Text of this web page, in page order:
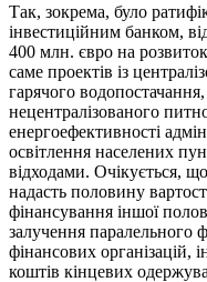
Так, зокрема, було
інвестиційним банком,
400 млн. євро на
саме проектів із
гарячого
нецентралізованого
енергоефективності
освітлення населених
відходами. Очікується,
надасть половину
фінансування іншої
залучення паралельного
фінансових організацій,
коштів кінцевих